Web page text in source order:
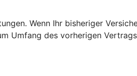
Wenn Ihr bisheriger
Umfang des vorherigen